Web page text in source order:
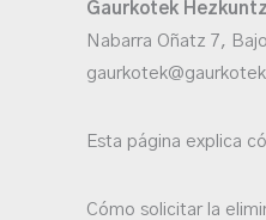
Gaurkotek
Nabarra Oñatz 7,
Esta página explica
Cómo solicitar la